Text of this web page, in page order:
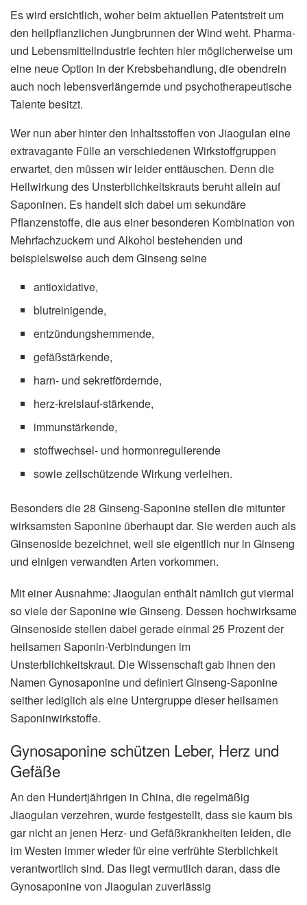
Es wird ersichtlich, woher beim aktuellen Patentstreit um
den heilpflanzlichen Jungbrunnen der Wind weht. Pharma-
und Lebensmittelindustrie fechten hier möglicherweise um
eine neue Option in der Krebsbehandlung, die obendrein
auch noch lebensverlängernde und psychotherapeutische
Talente besitzt.
Wer nun aber hinter den Inhaltsstoffen von Jiaogulan eine
extravagante Fülle an verschiedenen Wirkstoffgruppen
erwartet, den müssen wir leider enttäuschen. Denn die
Heilwirkung des Unsterblichkeitskrauts beruht allein auf
Saponinen. Es handelt sich dabei um sekundäre
Pflanzenstoffe, die aus einer besonderen Kombination von
Mehrfachzuckern und Alkohol bestehenden und
beispielsweise auch dem Ginseng seine
antioxidative,
blutreinigende,
entzündungshemmende,
gefäßstärkende,
harn- und sekretfördernde,
herz-kreislauf-stärkende,
immunstärkende,
stoffwechsel- und hormonregulierende
sowie zellschützende Wirkung verleihen.
Besonders die 28 Ginseng-Saponine stellen die mitunter
wirksamsten Saponine überhaupt dar. Sie werden auch als
Ginsenoside bezeichnet, weil sie eigentlich nur in Ginseng
und einigen verwandten Arten vorkommen.
Mit einer Ausnahme: Jiaogulan enthält nämlich gut viermal
so viele der Saponine wie Ginseng. Dessen hochwirksame
Ginsenoside stellen dabei gerade einmal 25 Prozent der
heilsamen Saponin-Verbindungen im
Unsterblichkeitskraut. Die Wissenschaft gab ihnen den
Namen Gynosaponine und definiert Ginseng-Saponine
seither lediglich als eine Untergruppe dieser heilsamen
Saponinwirkstoffe.
Gynosaponine schützen Leber, Herz und
Gefäße
An den Hundertjährigen in China, die regelmäßig
Jiaogulan verzehren, wurde festgestellt, dass sie kaum bis
gar nicht an jenen Herz- und Gefäßkrankheiten leiden, die
im Westen immer wieder für eine verfrühte Sterblichkeit
verantwortlich sind. Das liegt vermutlich daran, dass die
Gynosaponine von Jiaogulan zuverlässig